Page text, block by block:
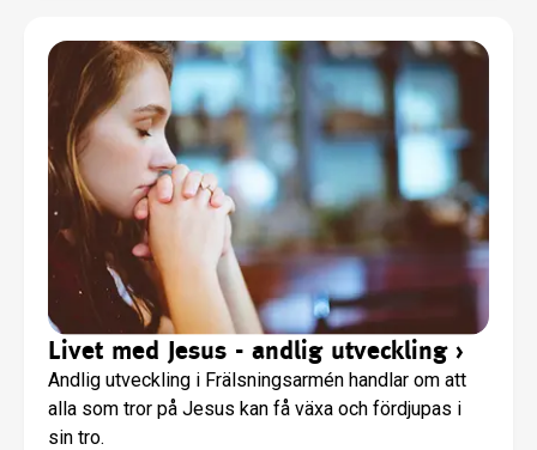
Livet med Jesus - andlig utveckling›
Andlig utveckling i Frälsningsarmén handlar om att
alla som tror på Jesus kan få växa och fördjupas i
sin tro.